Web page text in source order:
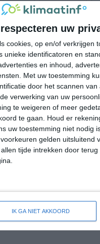
uw
cookies, op en/of verkrijgen
unieke identificatoren en
en inhoud,
Met uw toestemming
door het scannen
verwerking van uw
te weigeren of meer
te gaan.
Houd er
uw toestemming niet nodig
gelden uitsluitend
tijde intrekken door
IK GA NIET AKKOORD
31° 13° 14°
32°C 32°C
15:00 18:00
15:00 18:00
NNW 3 NW 3
Sutherlin